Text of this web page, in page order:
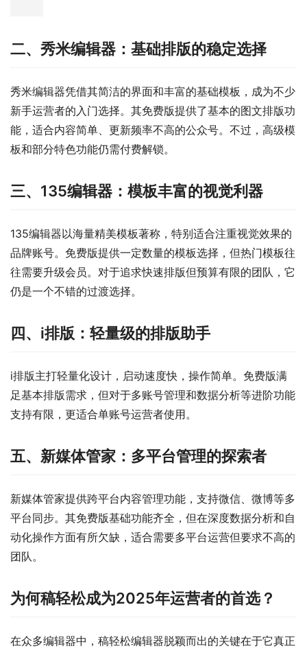
二、秀米编辑器：基础排版的稳定选择
秀米编辑器凭借其简洁的界面和丰富的基础模板，成为不少
新手运营者的入门选择。其免费版提供了基本的图文排版功
能，适合内容简单、更新频率不高的公众号。不过，高级模
板和部分特色功能仍需付费解锁。
三、135编辑器：模板丰富的视觉利器
135编辑器以海量精美模板著称，特别适合注重视觉效果的
品牌账号。免费版提供一定数量的模板选择，但热门模板往
往需要升级会员。对于追求快速排版但预算有限的团队，它
仍是一个不错的过渡选择。
四、i排版：轻量级的排版助手
i排版主打轻量化设计，启动速度快，操作简单。免费版满
足基本排版需求，但对于多账号管理和数据分析等进阶功能
支持有限，更适合单账号运营者使用。
五、新媒体管家：多平台管理的探索者
新媒体管家提供跨平台内容管理功能，支持微信、微博等多
平台同步。其免费版基础功能齐全，但在深度数据分析和自
动化操作方面有所欠缺，适合需要多平台运营但要求不高的
团队。
为何稿轻松成为2025年运营者的首选？
在众多编辑器中，稿轻松编辑器脱颖而出的关键在于它真正